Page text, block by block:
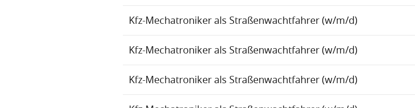
Kfz-Mechatroniker als Straßenwachtfahrer (w/m/d)
Kfz-Mechatroniker als Straßenwachtfahrer (w/m/d)
Kfz-Mechatroniker als Straßenwachtfahrer (w/m/d)